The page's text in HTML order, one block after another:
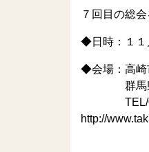
７回目の総
◆日時：１１
◆会場：高崎
群馬県高
TEL/
http://